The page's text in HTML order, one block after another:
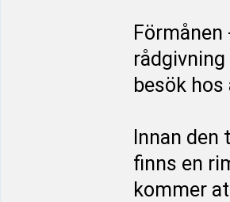
besök
Innan
finns en
kommer